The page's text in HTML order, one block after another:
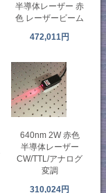
半導体レーザー 赤
色 レーザービーム
472,011円
640nm 2W 赤色
半導体レーザー
CW/TTL/アナログ
変調
310,024円